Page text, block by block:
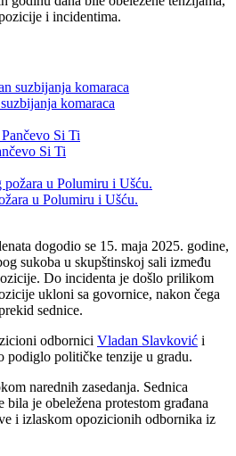
i incidentima.
komaraca
Si Ti
u Polumiru i Ušću.
dogodio se 15. maja 2025. godine,
sukoba u skupštinskoj sali između
Do incidenta je došlo prilikom
ukloni sa govornice, nakon čega
sednice.
odbornici Vladan Slavković i
podiglo političke tenzije u gradu.
narednih zasedanja. Sednica
je obeležena protestom građana
i izlaskom opozicionih odbornika iz